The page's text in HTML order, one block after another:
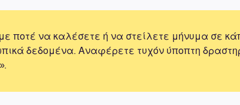
ποτέ να καλέσετε ή να στείλετε μήνυμα σε
δεδομένα. Αναφέρετε τυχόν ύποπτη